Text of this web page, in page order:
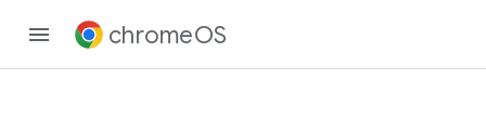
chromeOS